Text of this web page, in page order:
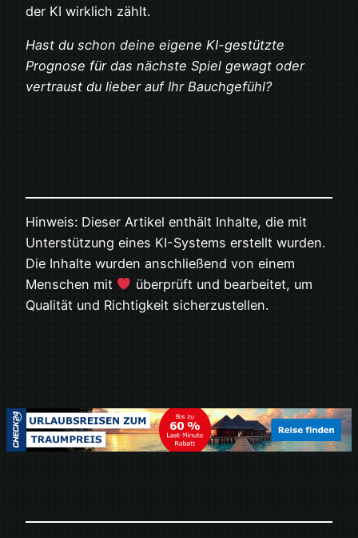
der KI wirklich zählt.
Hast du schon deine eigene KI-gestützte
Prognose für das nächste Spiel gewagt oder
vertraust du lieber auf Ihr Bauchgefühl?
Hinweis: Dieser Artikel enthält Inhalte, die mit
Unterstützung eines KI-Systems erstellt wurden.
Die Inhalte wurden anschließend von einem
Menschen mit
überprüft und bearbeitet, um
Qualität und Richtigkeit sicherzustellen.